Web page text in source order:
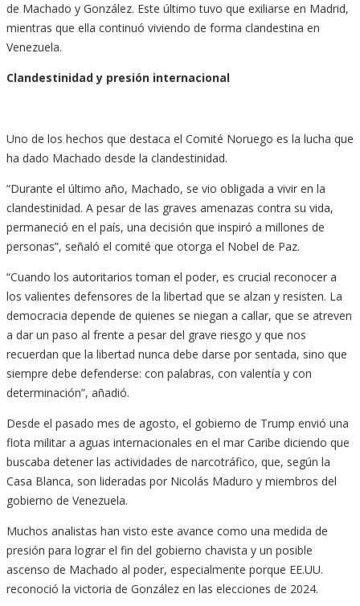
de Machado y González. Este último tuvo que exiliarse en Madrid,
mientras que ella continuó viviendo de forma clandestina en
Venezuela.
Clandestinidad y presión internacional
Uno de los hechos que destaca el Comité Noruego es la lucha que
ha dado Machado desde la clandestinidad.
“Durante el último año, Machado, se vio obligada a vivir en la
clandestinidad. A pesar de las graves amenazas contra su vida,
permaneció en el país, una decisión que inspiró a millones de
personas”, señaló el comité que otorga el Nobel de Paz.
“Cuando los autoritarios toman el poder, es crucial reconocer a
los valientes defensores de la libertad que se alzan y resisten. La
democracia depende de quienes se niegan a callar, que se atreven
a dar un paso al frente a pesar del grave riesgo y que nos
recuerdan que la libertad nunca debe darse por sentada, sino que
siempre debe defenderse: con palabras, con valentía y con
determinación”, añadió.
Desde el pasado mes de agosto, el gobierno de Trump envió una
flota militar a aguas internacionales en el mar Caribe diciendo que
buscaba detener las actividades de narcotráfico, que, según la
Casa Blanca, son lideradas por Nicolás Maduro y miembros del
gobierno de Venezuela.
Muchos analistas han visto este avance como una medida de
presión para lograr el fin del gobierno chavista y un posible
ascenso de Machado al poder, especialmente porque EE.UU.
reconoció la victoria de González en las elecciones de 2024.